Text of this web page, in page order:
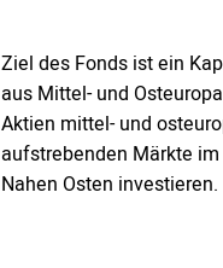
Ziel des Fonds ist ein
aus Mittel- und
Aktien mittel- und
aufstrebenden Märkte
Nahen Osten investieren.